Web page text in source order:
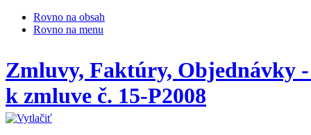
Rovno na obsah
Rovno na menu
Zmluvy, Faktúry, Objednávky
k zmluve č. 15-P2008